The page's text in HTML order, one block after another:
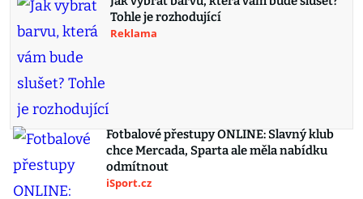
Tohle je rozhodující
Reklama
Fotbalové přestupy ONLINE: Slavný klub
chce Mercada, Sparta ale měla nabídku
odmítnout
iSport.cz